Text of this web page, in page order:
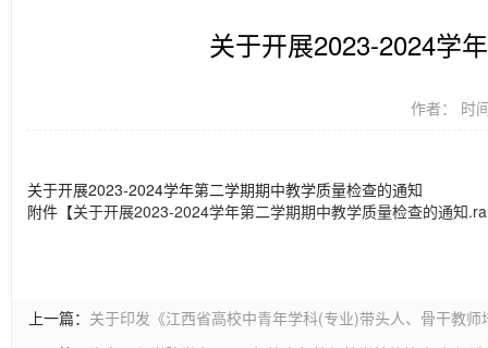
关于开展2023-2024学
作者： 时
关于开展2023-2024学年第二学期期中教学质量检查的通知
附件【关于开展2023-2024学年第二学期期中教学质量检查的通知
上一篇： 关于印发《江西省高校中青年学科(专业)带头人、骨干教